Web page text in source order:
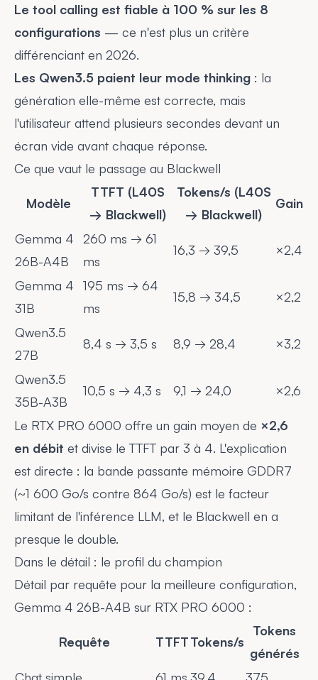
Le tool calling est fiable à 100 % sur les 8
configurations — ce n'est plus un critère
différenciant en 2026.
Les Qwen3.5 paient leur mode thinking : la
génération elle-même est correcte, mais
l'utilisateur attend plusieurs secondes devant un
écran vide avant chaque réponse.
Ce que vaut le passage au Blackwell
Modèle
TTFT (L40S
→ Blackwell)
Tokens/s (L40S
→ Blackwell)
Gain
Gemma 4
26B-A4B
260 ms → 61
ms
16,3 → 39,5 ×2,4
Gemma 4
31B
195 ms → 64
ms
15,8 → 34,5 ×2,2
Qwen3.5
27B
8,4 s → 3,5 s 8,9 → 28,4 ×3,2
Qwen3.5
35B-A3B
10,5 s → 4,3 s 9,1 → 24,0 ×2,6
Le RTX PRO 6000 offre un gain moyen de ×2,6
en débit et divise le TTFT par 3 à 4. L'explication
est directe : la bande passante mémoire GDDR7
(~1 600 Go/s contre 864 Go/s) est le facteur
limitant de l'inférence LLM, et le Blackwell en a
presque le double.
Dans le détail : le profil du champion
Détail par requête pour la meilleure configuration,
Gemma 4 26B-A4B sur RTX PRO 6000 :
Requête TTFTTokens/s
Tokens
générés